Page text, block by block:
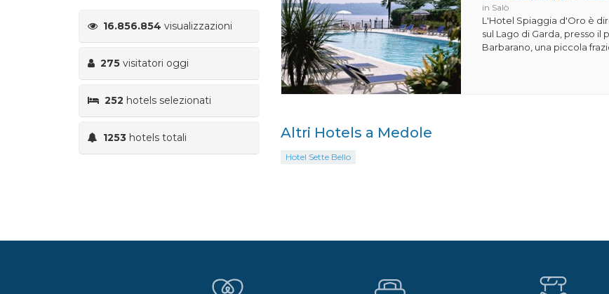
16.856.854 visualizzazioni
275 visitatori oggi
252 hotels selezionati
1253 hotels totali
in Salò
L'Hotel Spiaggia d'Oro è
sul Lago di Garda, presso il
Barbarano, una piccola
Altri Hotels a Medole
Hotel Sette Bello